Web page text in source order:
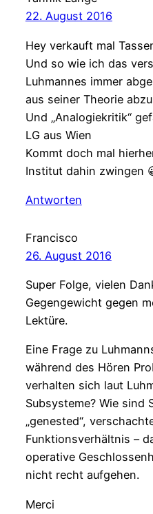
22. August 2016
Hey verkauft mal
Und so wie ich das
Luhmannes immer
aus seiner Theorie
Und „Analogiekritik“
LG aus Wien
Kommt doch mal
Institut dahin zwingen
Antworten
Francisco
26. August 2016
Super Folge, vielen
Gegengewicht gegen
Lektüre.
Eine Frage zu
während des Hören
verhalten sich laut
Subsysteme? Wie sind
„genested“,
Funktionsverhältnis –
operative
nicht recht aufgehen.
Merci